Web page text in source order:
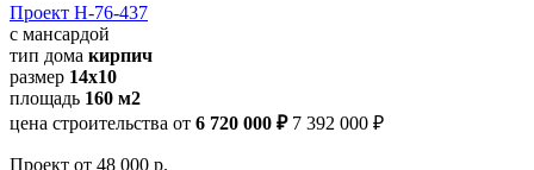
Проект Н-76-437
с мансардой
тип дома кирпич
размер 14х10
площадь 160 м2
цена строительства от 6 720 000 ₽ 7 392 000 ₽
Проект от 48 000 р.